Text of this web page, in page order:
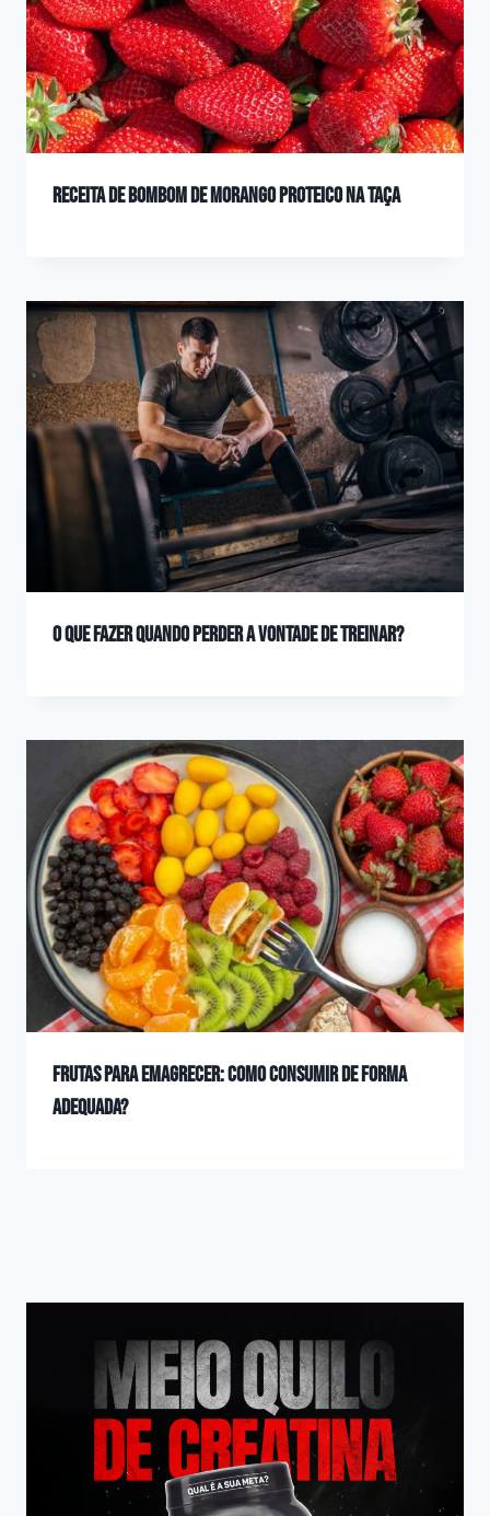
Receita de bombom de morango proteico na taça
O que fazer quando perder a vontade de treinar?
Frutas para emagrecer: como consumir de forma
adequada?